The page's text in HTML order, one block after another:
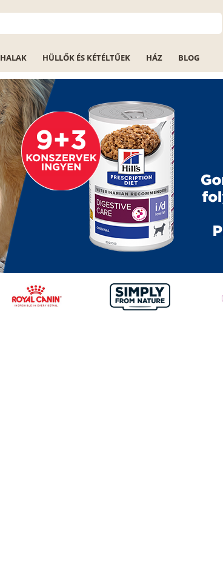
HALAK HÜLLŐK ÉS KÉTÉLTŰEK HÁZ BLOG